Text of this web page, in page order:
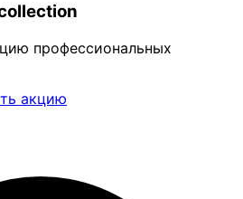
профессиональных
акцию